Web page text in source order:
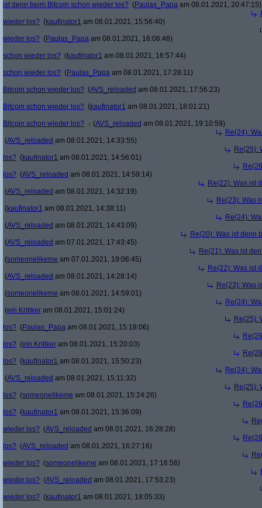
ist denn beim Bitcoin schon wieder los? (Paulas_Papa am 08.01.2021, 20:47:15)
wieder los? (kaufinator1 am 08.01.2021, 15:56:40)
wieder los? (Paulas_Papa am 08.01.2021, 16:06:46)
schon wieder los? (kaufinator1 am 08.01.2021, 16:57:44)
schon wieder los? (Paulas_Papa am 08.01.2021, 17:28:11)
Bitcoin schon wieder los? (AVS_reloaded am 08.01.2021, 17:56:23)
Bitcoin schon wieder los? (kaufinator1 am 08.01.2021, 18:01:21)
Bitcoin schon wieder los? (AVS_reloaded am 08.01.2021, 19:10:59)
Re(24):
(AVS_reloaded am 08.01.2021, 14:33:55)
Re(25):
los? (kaufinator1 am 08.01.2021, 14:56:01)
los? (AVS_reloaded am 08.01.2021, 14:59:14)
Re(22): Was ist
(AVS_reloaded am 08.01.2021, 14:32:19)
Re(23): Was
(kaufinator1 am 08.01.2021, 14:38:11)
Re(24):
(AVS_reloaded am 08.01.2021, 14:43:09)
Re(20): Was ist denn
(AVS_reloaded am 07.01.2021, 17:43:45)
Re(21): Was ist
(someonelikeme am 07.01.2021, 19:06:45)
Re(22): Was ist
(AVS_reloaded am 08.01.2021, 14:28:14)
Re(23): Was
(someonelikeme am 08.01.2021, 14:59:01)
Re(24):
(ein Kritiker am 08.01.2021, 15:01:24)
Re(25):
los? (Paulas_Papa am 08.01.2021, 15:18:06)
los? (ein Kritiker am 08.01.2021, 15:20:03)
los? (kaufinator1 am 08.01.2021, 15:50:23)
Re(24):
(AVS_reloaded am 08.01.2021, 15:11:32)
Re(25):
los? (someonelikeme am 08.01.2021, 15:24:26)
los? (kaufinator1 am 08.01.2021, 15:36:09)
wieder los? (AVS_reloaded am 08.01.2021, 16:28:28)
los? (AVS_reloaded am 08.01.2021, 16:27:16)
wieder los? (someonelikeme am 08.01.2021, 17:16:56)
wieder los? (AVS_reloaded am 08.01.2021, 17:53:23)
wieder los? (kaufinator1 am 08.01.2021, 18:05:33)